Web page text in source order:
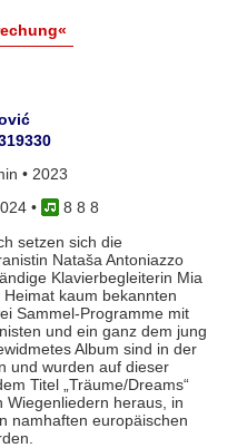
• 2023
•
8 8 8
setzen sich die
Nataša Antoniazzo
Klavierbegleiterin Mia
kaum bekannten
Sammel-Programme mit
und ein ganz dem jung
Album sind in der
und wurden auf dieser
Titel „Träume/Dreams“
Wiegenliedern heraus, in
namhaften europäischen